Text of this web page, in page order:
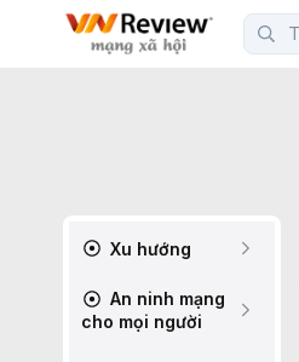
Xu hướng
An ninh mạng
cho mọi người